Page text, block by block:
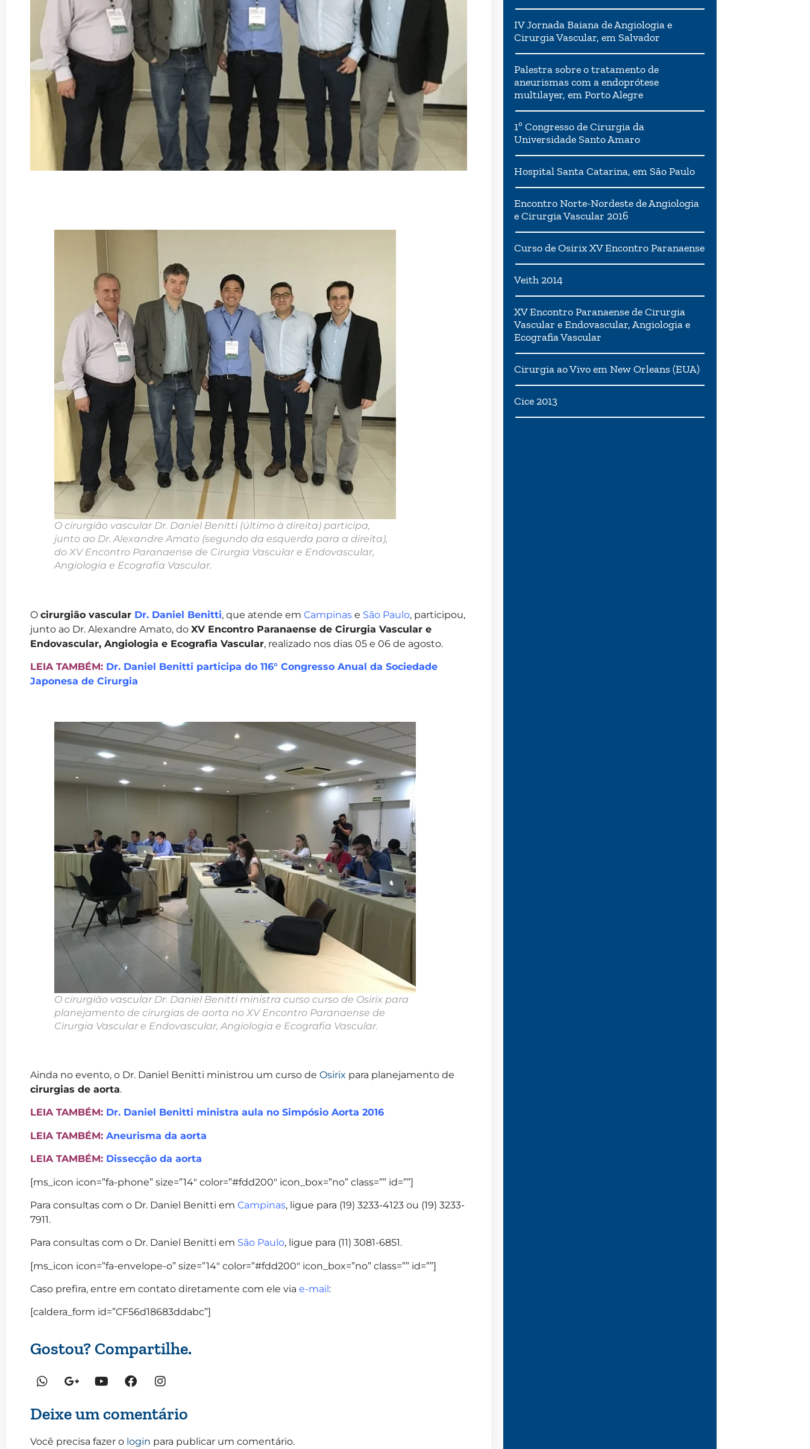
O cirurgião vascular Dr. Daniel Benitti (último à direita) participa,
junto ao Dr. Alexandre Amato (segundo da esquerda para a direita),
do XV Encontro Paranaense de Cirurgia Vascular e Endovascular,
Angiologia e Ecografia Vascular.
O cirurgião vascular Dr. Daniel Benitti, que atende em Campinas e São Paulo, participou,
junto ao Dr. Alexandre Amato, do XV Encontro Paranaense de Cirurgia Vascular e
Endovascular, Angiologia e Ecografia Vascular, realizado nos dias 05 e 06 de agosto.
LEIA TAMBÉM: Dr. Daniel Benitti participa do 116° Congresso Anual da Sociedade
Japonesa de Cirurgia
O cirurgião vascular Dr. Daniel Benitti ministra curso curso de Osirix para
planejamento de cirurgias de aorta no XV Encontro Paranaense de
Cirurgia Vascular e Endovascular, Angiologia e Ecografia Vascular.
Ainda no evento, o Dr. Daniel Benitti ministrou um curso de Osirix para planejamento de
cirurgias de aorta.
LEIA TAMBÉM: Dr. Daniel Benitti ministra aula no Simpósio Aorta 2016
LEIA TAMBÉM: Aneurisma da aorta
LEIA TAMBÉM: Dissecção da aorta
[ms_icon icon=”fa-phone” size=”14″ color=”#fdd200″ icon_box=”no” class=”” id=””]
Para consultas com o Dr. Daniel Benitti em Campinas, ligue para (19) 3233-4123 ou (19) 3233-
7911.
Para consultas com o Dr. Daniel Benitti em São Paulo, ligue para (11) 3081-6851.
[ms_icon icon=”fa-envelope-o” size=”14″ color=”#fdd200″ icon_box=”no” class=”” id=””]
Caso prefira, entre em contato diretamente com ele via e-mail:
[caldera_form id=”CF56d18683ddabc”]
Gostou? Compartilhe.
Deixe um comentário
Você precisa fazer o login para publicar um comentário.
IV Jornada Baiana de Angiologia e
Cirurgia Vascular, em Salvador
Palestra sobre o tratamento de
aneurismas com a endoprótese
multilayer, em Porto Alegre
1º Congresso de Cirurgia da
Universidade Santo Amaro
Hospital Santa Catarina, em São Paulo
Encontro Norte-Nordeste de Angiologia
e Cirurgia Vascular 2016
Curso de Osirix XV Encontro Paranaense
Veith 2014
XV Encontro Paranaense de Cirurgia
Vascular e Endovascular, Angiologia e
Ecografia Vascular
Cirurgia ao Vivo em New Orleans (EUA)
Cice 2013